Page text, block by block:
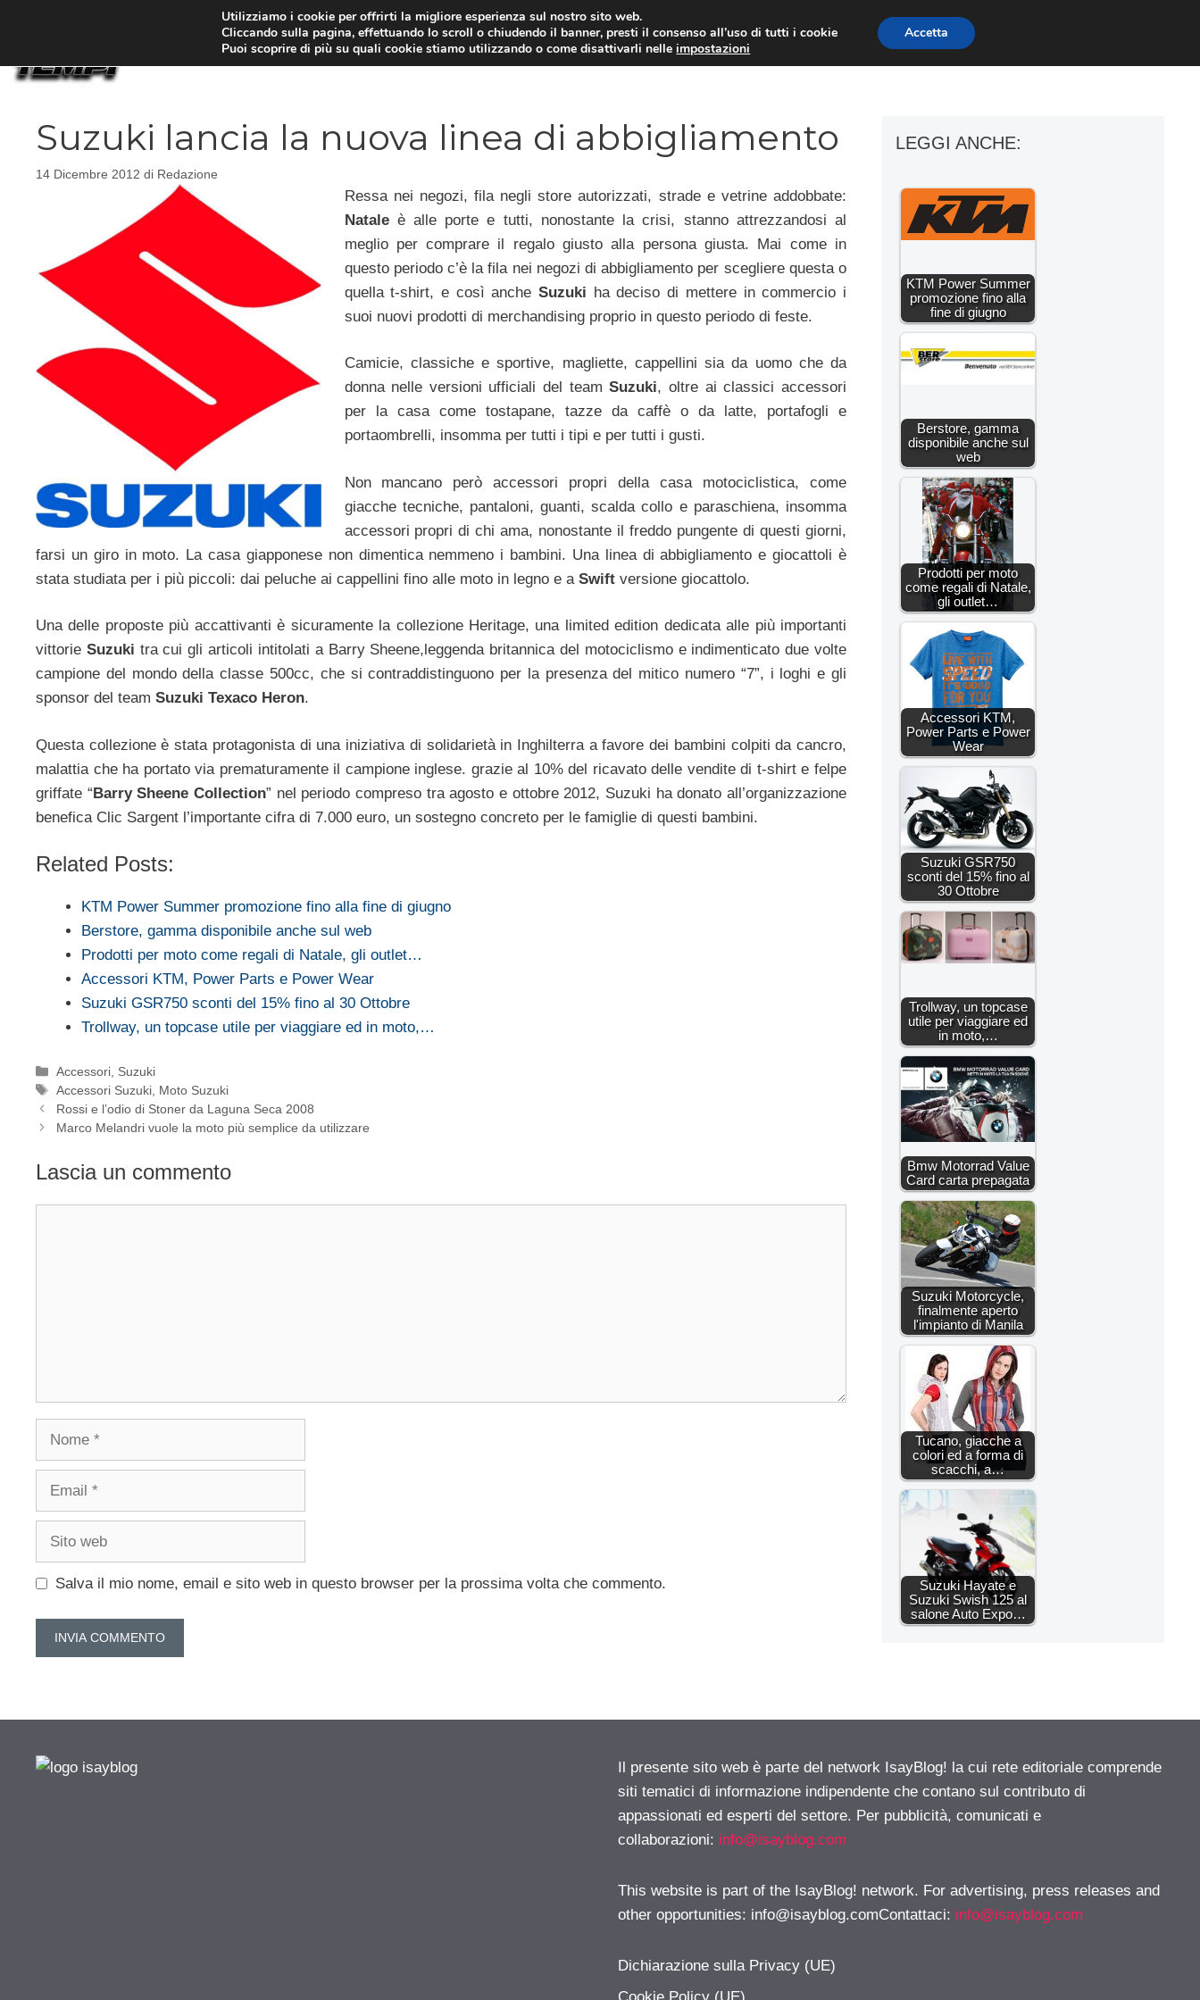
MOTO NEWS ACCESSORI MOTO MOTO GP
Suzuki lancia la nuova linea di abbigliamento
14 Dicembre 2012 di Redazione
Ressa nei negozi, fila negli store autorizzati, strade e vetrine addobbate:
Nataleè alle porte e tutti, nonostante la crisi, stanno attrezzandosi al
meglio per comprare il regalo giusto alla persona giusta. Mai come in
questo periodo c’è la fila nei negozi di abbigliamento per scegliere questa o
quella t-shirt, e così ancheSuzuki ha deciso di mettere in commercio i
suoi nuovi prodotti di merchandising proprio in questo periodo di feste.
Camicie, classiche e sportive, magliette, cappellini sia da uomo che da
donna nelle versioni ufficiali del teamSuzuki, oltre ai classici accessori
per la casa come tostapane, tazze da caffè o da latte, portafogli e
portaombrelli, insomma per tutti i tipi e per tutti i gusti.
Non mancano però accessori propri della casa motociclistica, come
giacche tecniche, pantaloni, guanti, scalda collo e paraschiena, insomma
accessori propri di chi ama, nonostante il freddo pungente di questi giorni,
farsi un giro in moto. La casa giapponese non dimentica nemmeno i bambini. Una linea di abbigliamento e giocattoli è
stata studiata per i più piccoli: dai peluche ai cappellini fino alle moto in legno e a Swift versione giocattolo.
Una delle proposte più accattivanti è sicuramente la collezione Heritage, una limited edition dedicata alle più importanti
vittorie Suzuki tra cui gli articoli intitolati a Barry Sheene,leggenda britannica del motociclismo e indimenticato due volte
campione del mondo della classe 500cc, che si contraddistinguono per la presenza del mitico numero “7”, i loghi e gli
sponsor del team Suzuki Texaco Heron.
Questa collezione è stata protagonista di una iniziativa di solidarietà in Inghilterra a favore dei bambini colpiti da cancro,
malattia che ha portato via prematuramente il campione inglese. grazie al 10% del ricavato delle vendite di t-shirt e felpe
griffate “Barry Sheene Collection” nel periodo compreso tra agosto e ottobre 2012, Suzuki ha donato all’organizzazione
benefica Clic Sargent l’importante cifra di 7.000 euro, un sostegno concreto per le famiglie di questi bambini.
Related Posts:
KTM Power Summer promozione fino alla fine di giugno
Berstore, gamma disponibile anche sul web
Prodotti per moto come regali di Natale, gli outlet…
Accessori KTM, Power Parts e Power Wear
Suzuki GSR750 sconti del 15% fino al 30 Ottobre
Trollway, un topcase utile per viaggiare ed in moto,…
Categorie
Accessori Suzuki
Tag
Accessori Suzuki Moto Suzuki
Rossi e l’odio di Stoner da Laguna Seca 2008
Marco Melandri vuole la moto più semplice da utilizzare
Lascia un commento
Nome
Email
Sito
Salva il mio nome, email e sito web in questo browser per la prossima volta che commento.
LEGGI ANCHE:
KTM Power Summer
promozione fino alla
fine di giugno
Berstore, gamma
disponibile anche sul
web
Prodotti per moto
come regali di Natale,
gli outlet…
Accessori KTM,
Power Parts e Power
Wear
Suzuki GSR750
sconti del 15% fino al
30 Ottobre
Trollway, un topcase
utile per viaggiare ed
in moto,…
Bmw Motorrad Value
Card carta prepagata
Suzuki Motorcycle,
finalmente aperto
l'impianto di Manila
Tucano, giacche a
colori ed a forma di
scacchi, a…
Suzuki Hayate e
Suzuki Swish 125 al
salone Auto Expo…
Il presente sito web è parte del network IsayBlog! la cui rete editoriale comprende
siti tematici di informazione indipendente che contano sul contributo di
appassionati ed esperti del settore. Per pubblicità, comunicati e
collaborazioni: info@isayblog.com
This website is part of the IsayBlog! network. For advertising, press releases and
other opportunities: info@isayblog.comContattaci: info@isayblog.com
Dichiarazione sulla Privacy (UE)
Utilizziamo i cookie per offrirti la migliore esperienza sul nostro sito web.
Cliccando sulla pagina, effettuando lo scroll o chiudendo il banner, presti il consenso all’uso di tutti i cookie
Puoi scoprire di più su quali cookie stiamo utilizzando o come disattivarli nelleimpostazioni
Accetta